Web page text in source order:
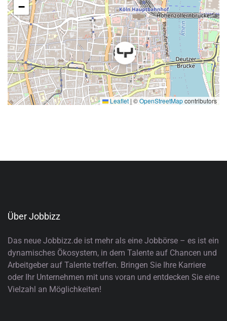
−
Leaflet | ©OpenStreetMapcontributors
Über Jobbizz
Das neue Jobbizz.de ist mehr als eine Jobbörse – es ist ein
dynamisches Ökosystem, in dem Talente auf Chancen und
Arbeitgeber auf Talente treffen. Bringen Sie Ihre Karriere
oder Ihr Unternehmen mit uns voran und entdecken Sie eine
Vielzahl an Möglichkeiten!